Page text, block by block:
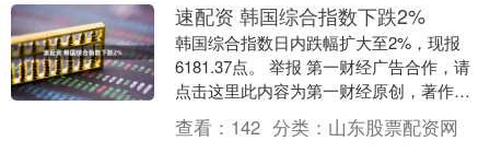
速配资 韩国综合指数下跌2%
韩国综合指数日内跌幅扩大至2%，现报
6181.37点。 举报 第一财经广告合作，请
点击这里此内容为第一财经原创，著作权
归第一财经所有。未经第一财经书面授
权，不得....
查看： 142 分类： 山东股票配资网